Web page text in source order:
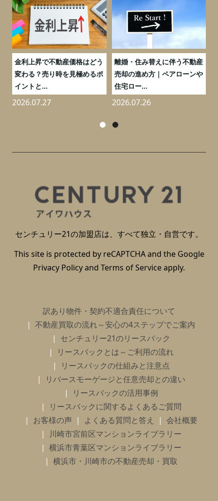
金利上昇で不動産価格はどう
変わる？売り時を見極めるポ
イントと...
2026.07.27
離婚・住み替えに伴う不動産
売却の進め方｜ペアローンや
住宅ロー...
2026.07.26
センチュリー21の加盟店は、すべて独立・自営です。
This site is protected by reCAPTCHA and the Google
Privacy Policyand Terms of Serviceapply.
訳あり物件・契約不適合責任について
不動産買取の流れ～安心の4ステップでご案内
センチュリー21のリースバック
リースバックとは～ご利用の流れ
リースバックの仕組みと注意点
リバースモーゲージと任意売却との違い
リースバックの活用事例
リースバックに関するよくあるご質問
お客様の声
よくある質問と答え
会社概要
川崎市宮前区マンションライブラリー
横浜市青葉区マンションライブラリー
横浜市・川崎市の不動産売却・買取